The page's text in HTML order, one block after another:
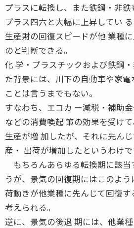
プラスに転換し、また鉄鋼・非
プラス四六と大幅に上昇してい
生産財の回復スピードが他 業種
のと判断できる。
化 学・プラスチックおよび鉄鋼
た背景には、川下の自動車や家電
ことは言うまでもない。
すなわち、エコカ ー減税・補助
などの消費喚起 策の効果を受け
生産が増 加したが、それに先ん
産・ 出荷が増加したというわけで
もちろんあらゆる転換期に該当
うが、景気の回復期にはこのよ
荷動きが他業種に先んじて回復す
考えられる。
逆に、景気の後退 期には、他業